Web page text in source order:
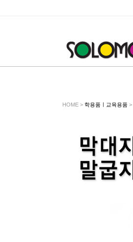
HOME > 학용품ㅣ교육용품 >